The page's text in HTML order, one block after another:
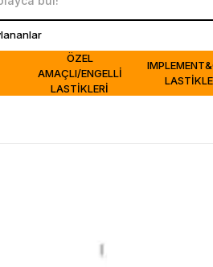
ÖZEL
AMAÇLI/ENGELLİ
LASTİKLERİ